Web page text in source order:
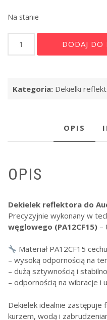
Na stanie
Dekielek
C7
PA12CF15
DODAJ DO
Kategoria: Dekielki
OPIS
OPIS
Dekielek reflektora do
Precyzyjnie wykonany w
węglowego (PA12CF15) –
Materiał PA12CF15
– wysoką odpornością na
– dużą sztywnością i
– odpornością na wibracje i
Dekielek idealnie
kurzem, wodą i